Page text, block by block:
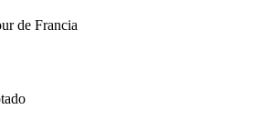
de Francia